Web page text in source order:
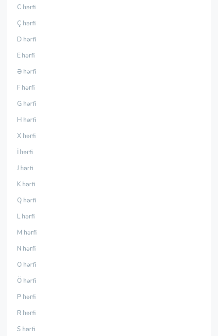
C hərfi
Ç hərfi
D hərfi
E hərfi
Ə hərfi
F hərfi
G hərfi
H hərfi
X hərfi
İ hərfi
J hərfi
K hərfi
Q hərfi
L hərfi
M hərfi
N hərfi
O hərfi
Ö hərfi
P hərfi
R hərfi
S hərfi